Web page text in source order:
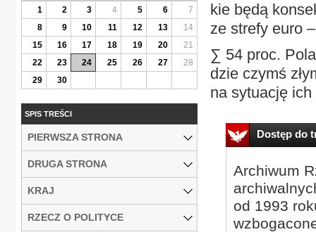
kie bę­dą
ze stre­fy eu­ro
∑ 54 proc.
dzie czymś
na sy­tu­ację
Dostęp do
Archiwum
od 1993
1
2 3 4 5 6
7
8
9 10 11 12 13
14
15
16 17 18 19 20
21
22
23 24 25 26 27
28
29
30
SPIS TREŚCI
PIERWSZA STRONA
DRUGA STRONA
KRAJ
RZECZ O POLITYCE